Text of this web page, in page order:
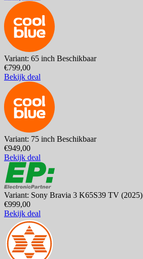
Variant: 65 inch Beschikbaar
€799,00
Bekijk deal
Variant: 75 inch Beschikbaar
€949,00
Bekijk deal
Variant: Sony Bravia 3 K65S39 TV (2025)
€999,00
Bekijk deal